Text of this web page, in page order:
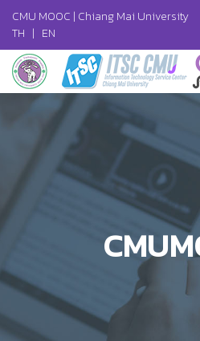
CMU MOOC | Chiang Mai University
TH | EN